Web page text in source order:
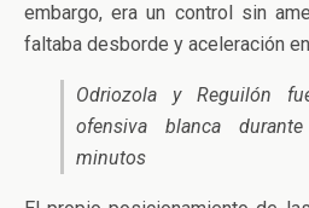
embargo, era un control sin
faltaba desborde y aceleración
Odriozola y Reguilón
ofensiva blanca
minutos